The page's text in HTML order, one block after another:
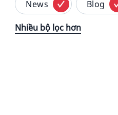
News Blog
Nhiều bộ lọc hơn